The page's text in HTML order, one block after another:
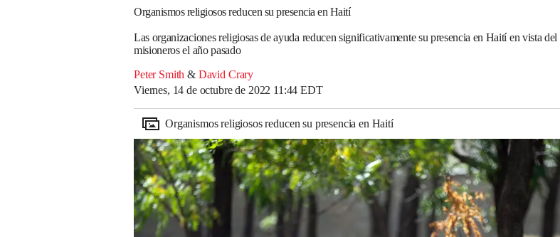
Organismos religiosos reducen su presencia en Haití
Las organizaciones religiosas de ayuda reducen significativamente su presencia en Haití en vista
misioneros el año pasado
Peter Smith & David Crary
Viernes, 14 de octubre de 2022 11:44 EDT
Organismos religiosos reducen su presencia en Haití